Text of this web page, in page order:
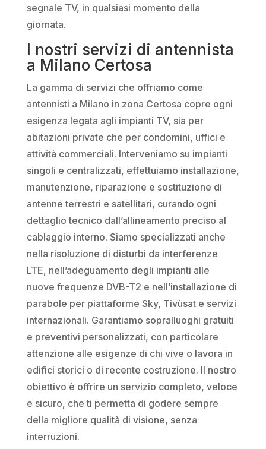
segnale TV, in qualsiasi momento della
giornata.
I nostri servizi di antennista
a Milano Certosa
La gamma di servizi che offriamo come
antennisti a Milano in zona Certosa copre ogni
esigenza legata agli impianti TV, sia per
abitazioni private che per condomini, uffici e
attività commerciali. Interveniamo su impianti
singoli e centralizzati, effettuiamo installazione,
manutenzione, riparazione e sostituzione di
antenne terrestri e satellitari, curando ogni
dettaglio tecnico dall’allineamento preciso al
cablaggio interno. Siamo specializzati anche
nella risoluzione di disturbi da interferenze
LTE, nell’adeguamento degli impianti alle
nuove frequenze DVB-T2 e nell’installazione di
parabole per piattaforme Sky, Tivùsat e servizi
internazionali. Garantiamo sopralluoghi gratuiti
e preventivi personalizzati, con particolare
attenzione alle esigenze di chi vive o lavora in
edifici storici o di recente costruzione. Il nostro
obiettivo è offrire un servizio completo, veloce
e sicuro, che ti permetta di godere sempre
della migliore qualità di visione, senza
interruzioni.